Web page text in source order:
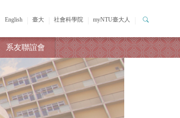
English 臺大 社會科學院 myNTU臺大人
系友聯誼會